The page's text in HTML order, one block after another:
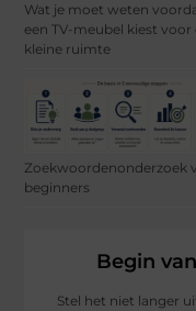
Wat je moet weten
een TV-meubel kiest voor
kleine ruimte
Zoekwoordenonderzoek
beginners
Begin
Stel het niet langer